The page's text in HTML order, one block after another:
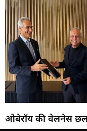
ओबेरॉय की वेलनेस